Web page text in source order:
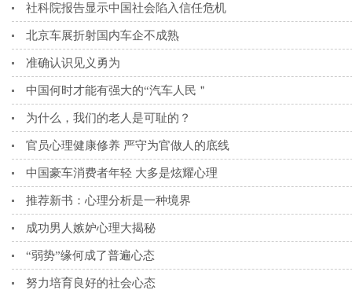
社科院报告显示中国社会陷入信任危机
北京车展折射国内车企不成熟
准确认识见义勇为
中国何时才能有强大的“汽车人民＂
为什么，我们的老人是可耻的？
官员心理健康修养 严守为官做人的底线
中国豪车消费者年轻 大多是炫耀心理
推荐新书：心理分析是一种境界
成功男人嫉妒心理大揭秘
“弱势”缘何成了普遍心态
努力培育良好的社会心态